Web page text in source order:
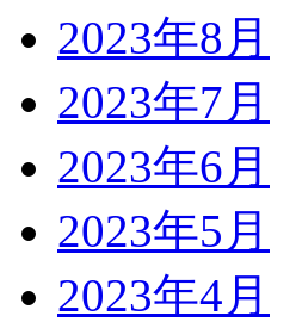
2023年8月
2023年7月
2023年6月
2023年5月
2023年4月